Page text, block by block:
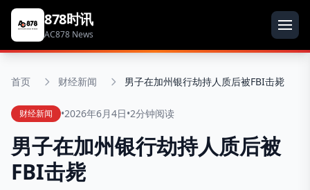
878时讯
AC878 News
首页 财经新闻 男子在加州银行劫持人质后被FBI击毙
财经新闻 •2026年6月4日•2分钟阅读
男子在加州银行劫持人质后被
FBI击毙